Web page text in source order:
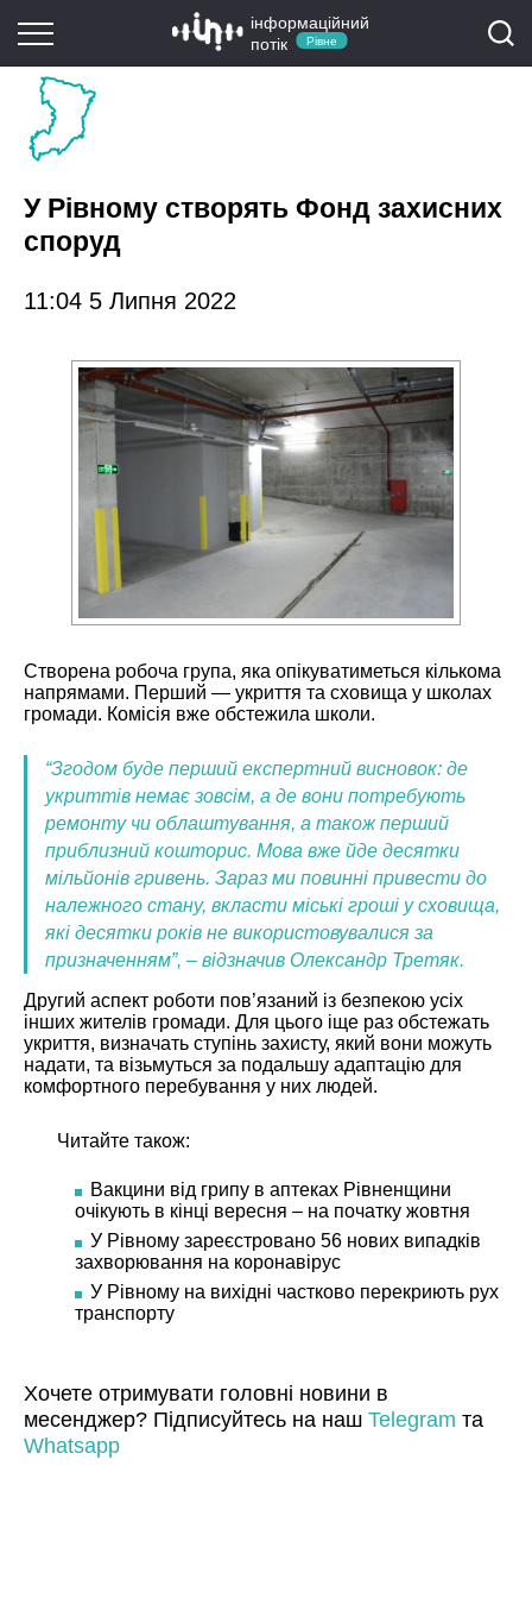
інформаційний
потік
Рівне
У Рівному створять Фонд захисних
споруд
11:04 5 Липня 2022
Створена робоча група, яка опікуватиметься кількома
напрямами. Перший — укриття та сховища у школах
громади. Комісія вже обстежила школи.
“Згодом буде перший експертний висновок: де
укриттів немає зовсім, а де вони потребують
ремонту чи облаштування, а також перший
приблизний кошторис. Мова вже йде десятки
мільйонів гривень. Зараз ми повинні привести до
належного стану, вкласти міські гроші у сховища,
які десятки років не використовувалися за
призначенням”, – відзначив Олександр Третяк.
Другий аспект роботи пов’язаний із безпекою усіх
інших жителів громади. Для цього іще раз обстежать
укриття, визначать ступінь захисту, який вони можуть
надати, та візьмуться за подальшу адаптацію для
комфортного перебування у них людей.
Читайте також:
Вакцини від грипу в аптеках Рівненщини
очікують в кінці вересня – на початку жовтня
У Рівному зареєстровано 56 нових випадків
захворювання на коронавірус
У Рівному на вихідні частково перекриють рух
транспорту
Хочете отримувати головні новини в
месенджер? Підписуйтесь на наш Telegram та
Whatsapp